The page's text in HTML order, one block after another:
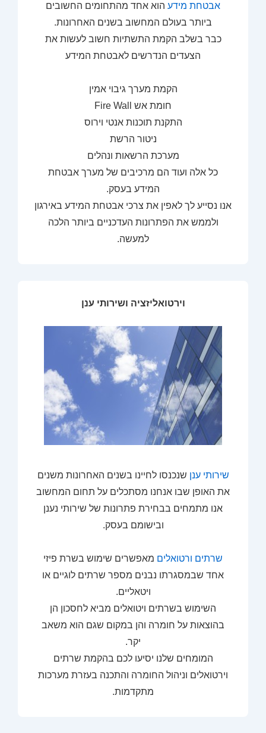
אבטחת מידע הוא אחד מהתחומים החשובים
ביותר בעולם המחשוב בשנים האחרונות.
כבר בשלב הקמת התשתיות חשוב לעשות את
הצעדים הנדרשים לאבטחת המידע
הקמת מערך גיבוי אמין
חומת אש Fire Wall
התקנת תוכנות אנטי וירוס
ניטור הרשת
מערכת הרשאות ונהלים
כל אלה ועוד הם מרכיבים של מערך אבטחת
המידע בעסק.
אנו נסייע לך לאפין את צרכי אבטחת המידע באירגון
ולממש את הפתרונות העדכניים ביותר הלכה
למעשה.
וירטואליזציה ושירותי ענן
שירותי ענן שנכנסו לחיינו בשנים האחרונות משנים
את האופן שבו אנחנו מסתכלים על תחום המחשוב
אנו מתמחים בבחירת פתרונות של שירותי נענן
ובישומם בעסק.
שרתים ורטואלים מאפשרים שימוש בשרת פיזי
אחד שבמסגרתו נבנים מספר שרתים לוגיים או
ויטאליים.
השימוש בשרתים ויטואלים מביא לחסכון הן
בהוצאות על חומרה והן במקום שגם הוא משאב
יקר.
המומחים שלנו יסיעו לכם בהקמת שרתים
וירטואלים וניהול החומרה והתכנה בעזרת מערכות
מתקדמות.